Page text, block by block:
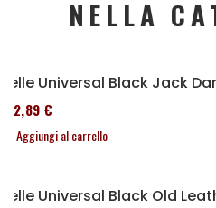
NELLA
Selle Universal Black Jack
152,89 €
Aggiungi al carrello
Selle Universal Black Old